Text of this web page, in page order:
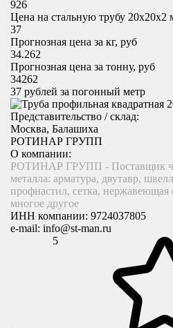
926
Цена на стальную трубу 20x20х2
37
Прогнозная цена за кг, руб
34.262
Прогнозная цена за тонну, руб
34262
37 рублей за погонный метр
Представительство / склад:
Москва, Балашиха
РОТИНАР ГРУПП
О компании:
РОТИНАР ГРУПП - Поставщик
металла: арматура, двутавр,
профнастил, сетка, нержавеющая
многое другое
ИНН компании: 9724037805
e-mail: info@st-man.ru
5